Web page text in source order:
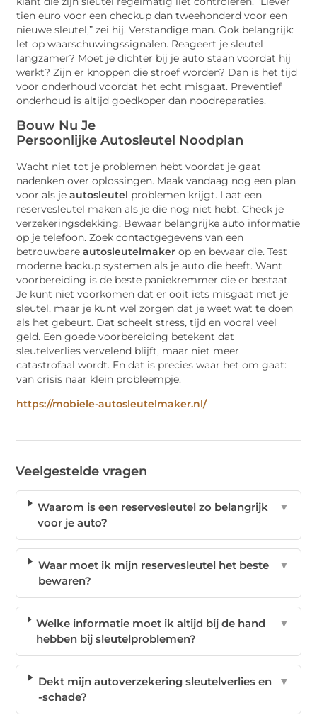
tien euro voor een checkup dan tweehonderd voor een
nieuwe sleutel,” zei hij. Verstandige man. Ook belangrijk:
let op waarschuwingssignalen. Reageert je sleutel
langzamer? Moet je dichter bij je auto staan voordat hij
werkt? Zijn er knoppen die stroef worden? Dan is het tijd
voor onderhoud voordat het echt misgaat. Preventief
onderhoud is altijd goedkoper dan noodreparaties.
Bouw Nu Je
PersoonlijkeAutosleutel Noodplan
Wacht niet tot je problemen hebt voordat je gaat
nadenken over oplossingen. Maak vandaag nog een plan
voor als jeautosleutel problemen krijgt. Laat een
reservesleutel maken als je die nog niet hebt. Check je
verzekeringsdekking. Bewaar belangrijke auto informatie
op je telefoon. Zoek contactgegevens van een
betrouwbareautosleutelmaker op en bewaar die. Test
moderne backup systemen als je auto die heeft. Want
voorbereiding is de beste paniekremmer die er bestaat.
Je kunt niet voorkomen dat er ooit iets misgaat met je
sleutel, maar je kunt wel zorgen dat je weet wat te doen
als het gebeurt. Dat scheelt stress, tijd en vooral veel
geld. Een goede voorbereiding betekent dat
sleutelverlies vervelend blijft, maar niet meer
catastrofaal wordt. En dat is precies waar het om gaat:
van crisis naar klein probleempje.
https://mobiele-autosleutelmaker.nl/
Veelgestelde vragen
Waarom is een reservesleutel zo belangrijk
voor je auto?
▼
Waar moet ik mijn reservesleutel het beste
bewaren?
▼
Welke informatie moet ik altijd bij de hand
hebben bij sleutelproblemen?
▼
Dekt mijn autoverzekering sleutelverlies en
-schade?
▼